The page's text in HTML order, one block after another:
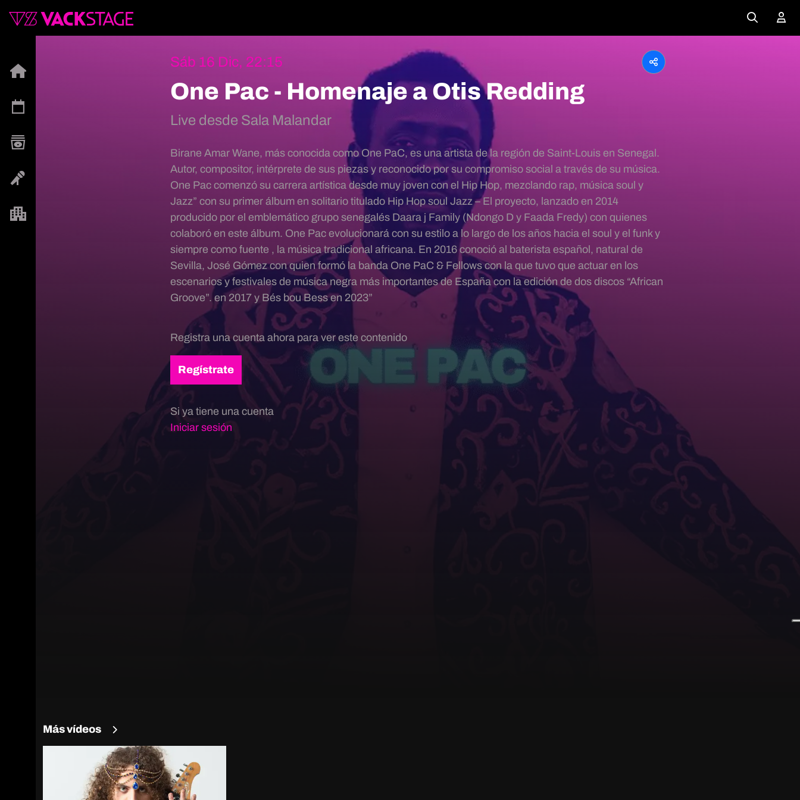
Sáb 16 Dic, 22:15
One Pac - Homenaje a Otis Redding
Live desde Sala Malandar
Birane Amar Wane, más conocida como One PaC, es una artista de la región de Saint-Louis en Senegal.
Autor, compositor, intérprete de sus piezas y reconocido por su compromiso social a través de su música.
One Pac comenzó su carrera artística desde muy joven con el Hip Hop, mezclando rap, música soul y
Jazz” con su primer álbum en solitario titulado Hip Hop soul Jazz – El proyecto, lanzado en 2014
producido por el emblemático grupo senegalés Daara j Family (Ndongo D y Faada Fredy) con quienes
colaboró ​​en este álbum. One Pac evolucionará con su estilo a lo largo de los años hacia el soul y el funk y
siempre como fuente , la música tradicional africana. En 2016 conoció al baterista español, natural de
Sevilla, José Gómez con quien formó la banda One PaC & Fellows con la que tuvo que actuar en los
escenarios y festivales de música negra más importantes de España con la edición de dos discos “African
Groove”. en 2017 y Bés bou Bess en 2023”
Registra una cuenta ahora para ver este contenido
Regístrate
Si ya tiene una cuenta
Iniciar sesión
Más vídeos